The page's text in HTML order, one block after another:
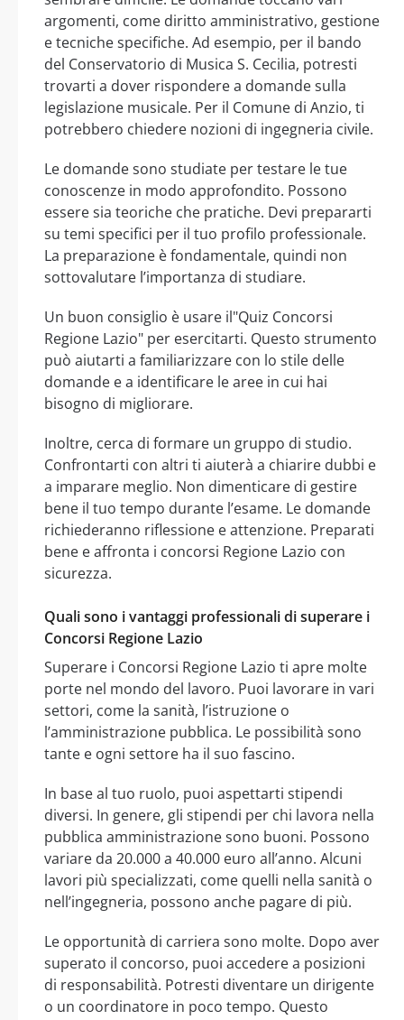
argomenti, come diritto amministrativo, gestione
e tecniche specifiche. Ad esempio, per il bando
del Conservatorio di Musica S. Cecilia, potresti
trovarti a dover rispondere a domande sulla
legislazione musicale. Per il Comune di Anzio, ti
potrebbero chiedere nozioni di ingegneria civile.
Le domande sono studiate per testare le tue
conoscenze in modo approfondito. Possono
essere sia teoriche che pratiche. Devi prepararti
su temi specifici per il tuo profilo professionale.
La preparazione è fondamentale, quindi non
sottovalutare l’importanza di studiare.
Un buon consiglio è usare il"Quiz Concorsi
Regione Lazio" per esercitarti. Questo strumento
può aiutarti a familiarizzare con lo stile delle
domande e a identificare le aree in cui hai
bisogno di migliorare.
Inoltre, cerca di formare un gruppo di studio.
Confrontarti con altri ti aiuterà a chiarire dubbi e
a imparare meglio. Non dimenticare di gestire
bene il tuo tempo durante l’esame. Le domande
richiederanno riflessione e attenzione. Preparati
bene e affronta i concorsi Regione Lazio con
sicurezza.
Quali sono i vantaggi professionali di superare i
Concorsi Regione Lazio
Superare i Concorsi Regione Lazio ti apre molte
porte nel mondo del lavoro. Puoi lavorare in vari
settori, come la sanità, l’istruzione o
l’amministrazione pubblica. Le possibilità sono
tante e ogni settore ha il suo fascino.
In base al tuo ruolo, puoi aspettarti stipendi
diversi. In genere, gli stipendi per chi lavora nella
pubblica amministrazione sono buoni. Possono
variare da 20.000 a 40.000 euro all’anno. Alcuni
lavori più specializzati, come quelli nella sanità o
nell’ingegneria, possono anche pagare di più.
Le opportunità di carriera sono molte. Dopo aver
superato il concorso, puoi accedere a posizioni
di responsabilità. Potresti diventare un dirigente
o un coordinatore in poco tempo. Questo